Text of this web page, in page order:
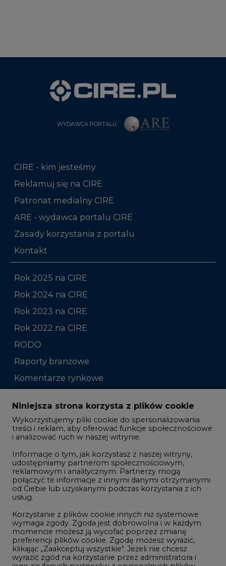
WYDAWCA PORTALU
CIRE - kim jesteśmy
Reklamuj się na CIRE
Patronat medialny CIRE
ARE - wydawca portalu CIRE
Zasady korzystania z portalu
Kontakt
Rok 2025 na CIRE
Rok 2024 na CIRE
Rok 2023 na CIRE
Rok 2022 na CIRE
RODO
Raporty branżowe
Komentarze rynkowe
Zmiany kadrowe na rynku
Studio CIRE
Rozmowy o energetyce
Gospodarka
Geopolityka
LTE450
Innowacje i AI
Telekomunikacja i IT
Handel emisjami CO2
Niniejsza strona korzysta z plików cookie
Wykorzystujemy pliki cookie do spersonalizowania
treści i reklam, aby oferować funkcje społecznościowe
i analizować ruch w naszej witrynie.
Informacje o tym, jak korzystasz z naszej witryny,
udostępniamy partnerom społecznościowym,
reklamowym i analitycznym. Partnerzy mogą
połączyć te informacje z innymi danymi otrzymanymi
od Ciebie lub uzyskanymi podczas korzystania z ich
usług.
Korzystanie z plików cookie innych niż systemowe
wymaga zgody. Zgoda jest dobrowolna i w każdym
momencie możesz ją wycofać poprzez zmianę
preferencji plików cookie. Zgodę możesz wyrazić,
klikając „Zaakceptuj wszystkie". Jeżeli nie chcesz
wyrazić zgód na korzystanie przez administratora i